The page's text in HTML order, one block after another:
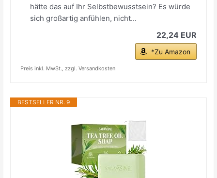
hätte das auf Ihr Selbstbewusstsein? Es würde
sich großartig anfühlen, nicht...
22,24 EUR
*Zu Amazon
Preis inkl. MwSt., zzgl. Versandkosten
BESTSELLER NR. 9